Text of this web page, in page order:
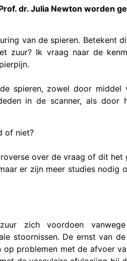
dr. Julia Newton worden
van de spieren. Betekent
zuur? Ik vraag naar de
spieren, zowel door middel
in de scanner, als door
of niet?
over de vraag of dit het
er zijn meer studies nodig
zich voordoen
stoornissen. De ernst van
problemen met de afvoer